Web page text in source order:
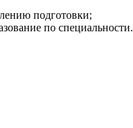
подготовки;
по специальности.